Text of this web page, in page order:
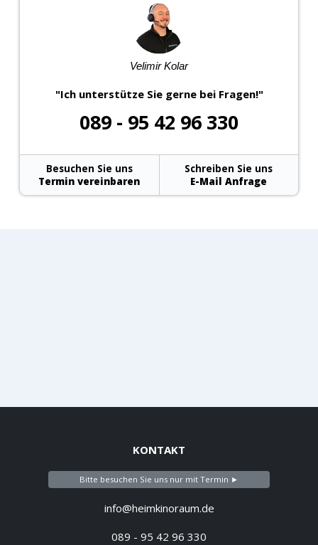
Velimir Kolar
"Ich unterstütze Sie gerne bei Fragen!"
089 - 95 42 96 330
Besuchen Sie uns
Termin vereinbaren
Schreiben Sie uns
E-Mail Anfrage
KONTAKT
Bitte besuchen Sie uns nur mit Termin ►
info@heimkinoraum.de
089 - 95 42 96 330